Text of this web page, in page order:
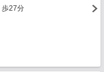
歩27分